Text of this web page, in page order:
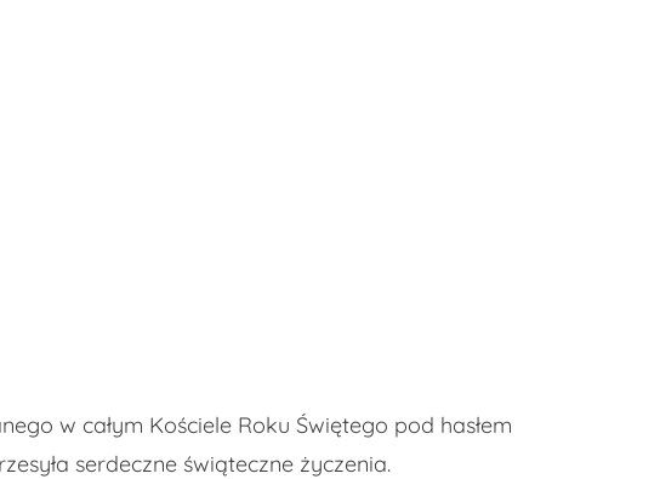
w całym Kościele Roku Świętego pod hasłem
serdeczne świąteczne życzenia.